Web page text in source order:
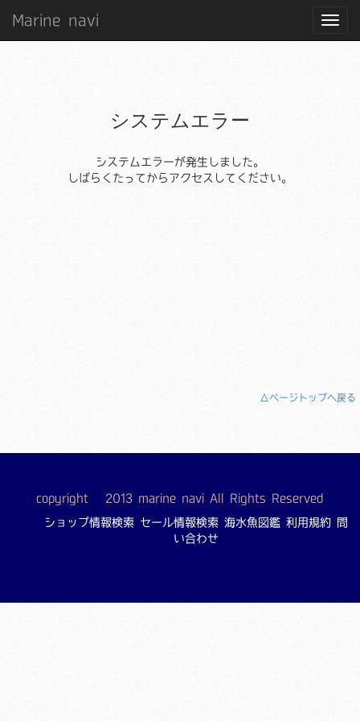
Marine navi
システムエラー
システムエラーが発生しました。
しばらくたってからアクセスしてください。
△ページトップへ戻る
copyright © 2013 marine navi All Rights Reserved
ショップ情報検索 セール情報検索 海水魚図鑑 利用規約
問
い合わせ